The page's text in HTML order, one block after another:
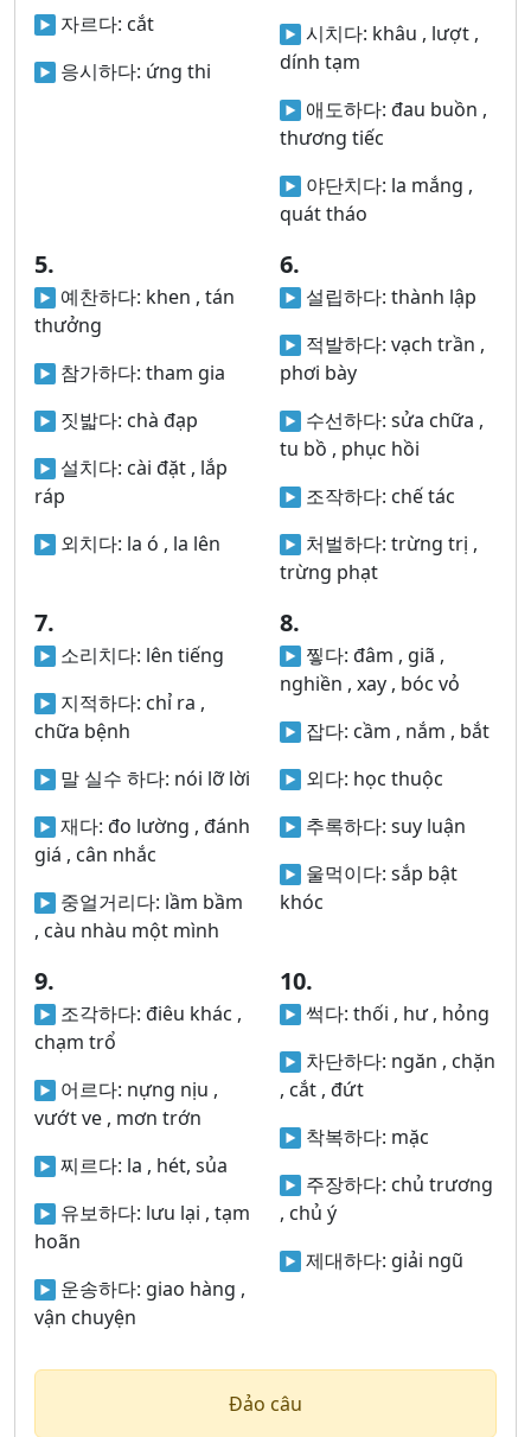
자르다: cắt
응시하다: ứng thi
시치다: khâu , lượt ,
dính tạm
애도하다: đau buồn ,
thương tiếc
야단치다: la mắng ,
quát tháo
5.
예찬하다: khen , tán
thưởng
참가하다: tham gia
짓밟다: chà đạp
설치다: cài đặt , lắp
ráp
외치다: la ó , la lên
6.
설립하다: thành lập
적발하다: vạch trần ,
phơi bày
수선하다: sửa chữa ,
tu bồ , phục hồi
조작하다: chế tác
처벌하다: trừng trị ,
trừng phạt
7.
소리치다: lên tiếng
지적하다: chỉ ra ,
chữa bệnh
말 실수 하다: nói lỡ lời
재다: đo lường , đánh
giá , cân nhắc
중얼거리다: lầm bầm
, càu nhàu một mình
8.
찧다: đâm , giã ,
nghiền , xay , bóc vỏ
잡다: cầm , nắm , bắt
외다: học thuộc
추록하다: suy luận
울먹이다: sắp bật
khóc
9.
조각하다: điêu khác ,
chạm trổ
어르다: nựng nịu ,
vướt ve , mơn trớn
찌르다: la , hét, sủa
유보하다: lưu lại , tạm
hoãn
운송하다: giao hàng ,
vận chuyện
10.
썩다: thối , hư , hỏng
차단하다: ngăn , chặn
, cắt , đứt
착복하다: mặc
주장하다: chủ trương
, chủ ý
제대하다: giải ngũ
Đảo câu